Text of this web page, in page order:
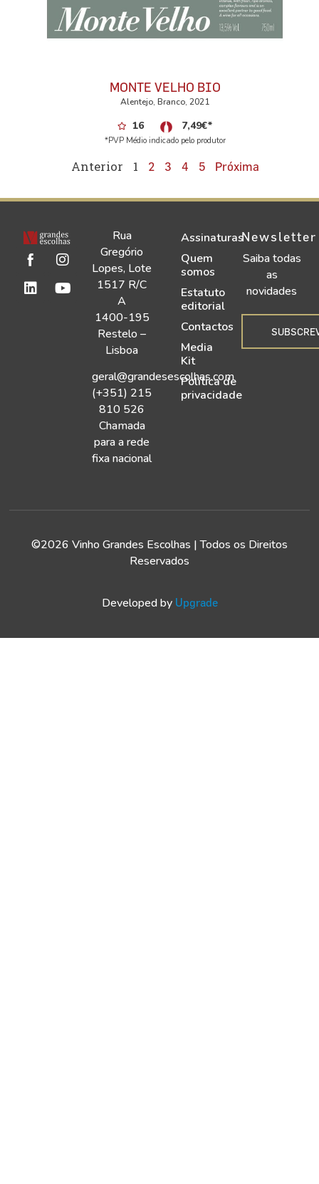
MONTE VELHO BIO
Alentejo, Branco, 2021
16 7,49€*
*PVP Médio indicado pelo produtor
Anterior 1 2 3 4 5 Próxima
Rua
Gregório
Lopes, Lote
1517 R/C
A
1400-195
Restelo –
Lisboa
geral@grandesescolhas.com
(+351) 215
810 526
Chamada
para a rede
fixa nacional
Assinaturas
Quem
somos
Estatuto
editorial
Contactos
Media
Kit
Política de
privacidade
Newsletter
Saiba todas
as
novidades
©2026 Vinho Grandes Escolhas | Todos os Direitos
Reservados
Developed by Upgrade